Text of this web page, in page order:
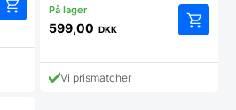
599,00 DKK
Vi prismatcher